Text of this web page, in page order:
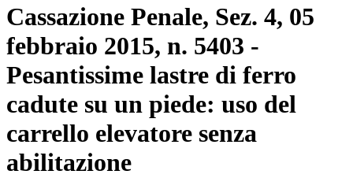
Cassazione Penale, Sez. 4, 05
febbraio 2015, n. 5403 -
Pesantissime lastre di ferro
cadute su un piede: uso del
carrello elevatore senza
abilitazione